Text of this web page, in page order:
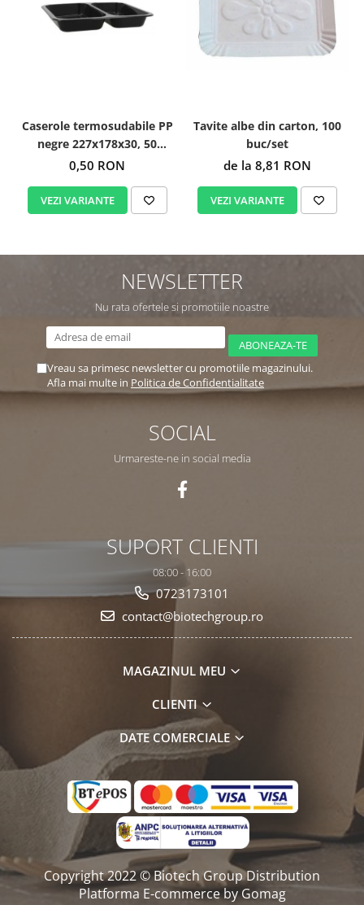
Caserole termosudabile PP
negre 227x178x30, 50
buc/set
0,50 RON
VEZI VARIANTE
Tavite albe din carton, 100
buc/set
de la 8,81 RON
VEZI VARIANTE
NEWSLETTER
Nu rata ofertele si promotiile noastre
Vreau sa primesc newsletter cu promotiile magazinului.
Afla mai multe in Politica de Confidentialitate
SOCIAL
Urmareste-ne in social media
SUPORT CLIENTI
08:00 - 16:00
0723173101
contact@biotechgroup.ro
MAGAZINUL MEU
CLIENTI
DATE COMERCIALE
Copyright 2022 © Biotech Group Distribution
Platforma E-commerce by Gomag